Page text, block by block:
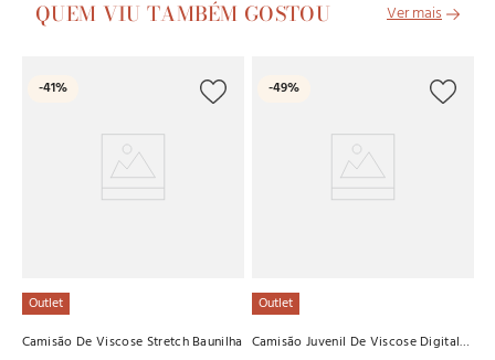
QUEM VIU TAMBÉM GOSTOU
-41%
Outlet
Camisão De Viscose Stretch Baunilha
-49%
Outlet
Camisão Juvenil De Viscose Digital